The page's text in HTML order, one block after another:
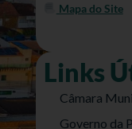
Mapa do Site
Links
Câmara
Governo da